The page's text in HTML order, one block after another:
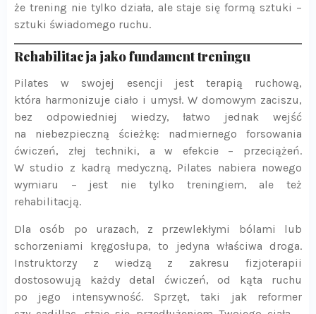
że trening nie tylko działa, ale staje się formą sztuki –
sztuki świadomego ruchu.
Rehabilitacja jako fundament treningu
Pilates w swojej esencji jest terapią ruchową,
która harmonizuje ciało i umysł. W domowym zaciszu,
bez odpowiedniej wiedzy, łatwo jednak wejść
na niebezpieczną ścieżkę: nadmiernego forsowania
ćwiczeń, złej techniki, a w efekcie – przeciążeń.
W studio z kadrą medyczną, Pilates nabiera nowego
wymiaru – jest nie tylko treningiem, ale też
rehabilitacją.
Dla osób po urazach, z przewlekłymi bólami lub
schorzeniami kręgosłupa, to jedyna właściwa droga.
Instruktorzy z wiedzą z zakresu fizjoterapii
dostosowują każdy detal ćwiczeń, od kąta ruchu
po jego intensywność. Sprzęt, taki jak reformer